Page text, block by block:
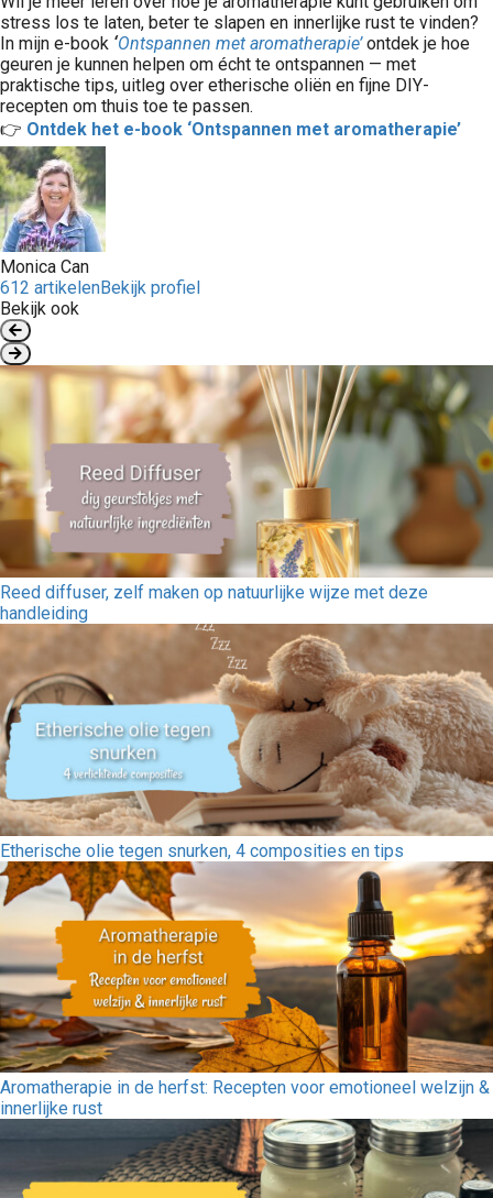
stress los te laten, beter te slapen en innerlijke rust te vinden?
In mijn e-book ‘Ontspannen met aromatherapie’ontdek je hoe
geuren je kunnen helpen om écht te ontspannen — met
praktische tips, uitleg over etherische oliën en fijne DIY-
recepten om thuis toe te passen.
👉 Ontdek het e-book ‘Ontspannen met aromatherapie’
Monica Can
612 artikelenBekijk profiel
Bekijk ook
Reed diffuser, zelf maken op natuurlijke wijze met deze
handleiding
Etherische olie tegen snurken, 4 composities en tips
Aromatherapie in de herfst: Recepten voor emotioneel welzijn &
innerlijke rust